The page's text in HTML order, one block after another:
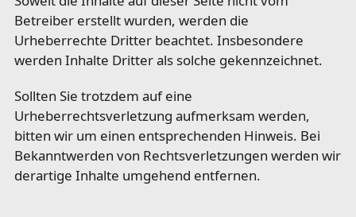
Betreiber erstellt wurden, werden die
Urheberrechte Dritter beachtet. Insbesondere
werden Inhalte Dritter als solche gekennzeichnet.
Sollten Sie trotzdem auf eine
Urheberrechtsverletzung aufmerksam werden,
bitten wir um einen entsprechenden Hinweis. Bei
Bekanntwerden von Rechtsverletzungen werden wir
derartige Inhalte umgehend entfernen.